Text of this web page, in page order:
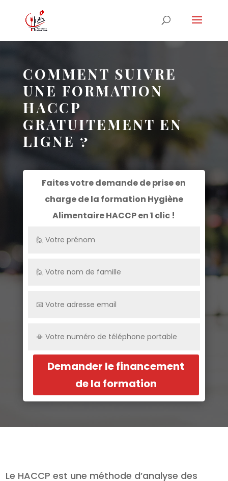
COMMENT SUIVRE
UNE FORMATION
HACCP
GRATUITEMENT EN
LIGNE ?
Faites votre demande de prise en
charge de la formation Hygiène
Alimentaire HACCPen 1 clic !
Demander le financement
de la formation
Le HACCP est une méthode d’analyse des